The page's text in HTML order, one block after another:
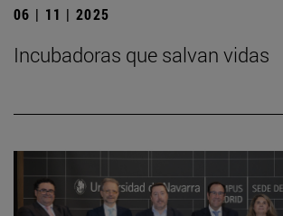
06 | 11 | 2025
Incubadoras que salvan vidas